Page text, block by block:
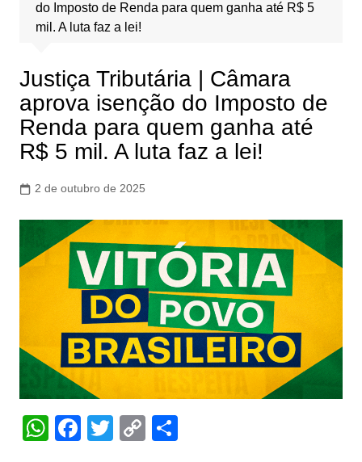
do Imposto de Renda para quem ganha até R$ 5
mil. A luta faz a lei!
Justiça Tributária | Câmara
aprova isenção do Imposto de
Renda para quem ganha até
R$ 5 mil. A luta faz a lei!
2 de outubro de 2025
W F T C S